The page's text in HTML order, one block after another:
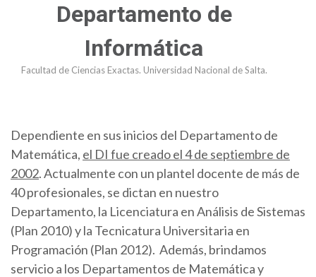
Departamento de
Informática
Facultad de Ciencias Exactas. Universidad Nacional de Salta.
Dependiente en sus inicios del Departamento de
Matemática, el DI fue creado el 4 de septiembre de
2002. Actualmente con un plantel docente de más de
40 profesionales, se dictan en nuestro
Departamento, la Licenciatura en Análisis de Sistemas
(Plan 2010) y la Tecnicatura Universitaria en
Programación (Plan 2012). Además, brindamos
servicio a los Departamentos de Matemática y